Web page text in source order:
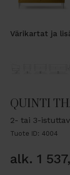
Värikartat ja
QUINTI
2- tai 3-
Tuote ID: 4004
alk. 1